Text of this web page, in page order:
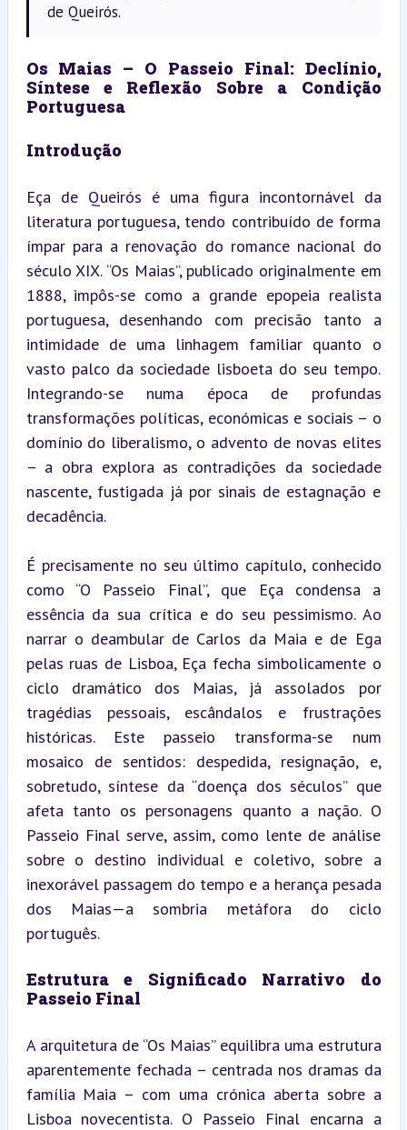
de Queirós.
Os Maias – O Passeio Final: Declínio,
Síntese e Reflexão Sobre a Condição
Portuguesa
Introdução
Eça de Queirós é uma figura incontornável da
literatura portuguesa, tendo contribuído de forma
ímpar para a renovação do romance nacional do
século XIX. “Os Maias”, publicado originalmente em
1888, impôs-se como a grande epopeia realista
portuguesa, desenhando com precisão tanto a
intimidade de uma linhagem familiar quanto o
vasto palco da sociedade lisboeta do seu tempo.
Integrando-se numa época de profundas
transformações políticas, económicas e sociais – o
domínio do liberalismo, o advento de novas elites
– a obra explora as contradições da sociedade
nascente, fustigada já por sinais de estagnação e
decadência.
É precisamente no seu último capítulo, conhecido
como “O Passeio Final”, que Eça condensa a
essência da sua crítica e do seu pessimismo. Ao
narrar o deambular de Carlos da Maia e de Ega
pelas ruas de Lisboa, Eça fecha simbolicamente o
ciclo dramático dos Maias, já assolados por
tragédias pessoais, escândalos e frustrações
históricas. Este passeio transforma-se num
mosaico de sentidos: despedida, resignação, e,
sobretudo, síntese da “doença dos séculos” que
afeta tanto os personagens quanto a nação. O
Passeio Final serve, assim, como lente de análise
sobre o destino individual e coletivo, sobre a
inexorável passagem do tempo e a herança pesada
dos Maias—a sombria metáfora do ciclo
português.
Estrutura e Significado Narrativo do
Passeio Final
A arquitetura de “Os Maias” equilibra uma estrutura
aparentemente fechada – centrada nos dramas da
família Maia – com uma crónica aberta sobre a
Lisboa novecentista. O Passeio Final encarna a